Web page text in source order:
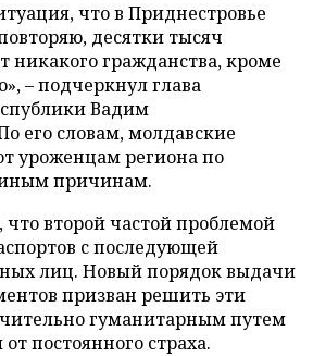
что в Приднестровье
десятки тысяч
никакого гражданства, кроме
– подчеркнул глава
Вадим
его словам, молдавские
уроженцам региона по
причинам.
второй частой проблемой
с последующей
лиц. Новый порядок выдачи
призван решить эти
гуманитарным путем
постоянного страха.